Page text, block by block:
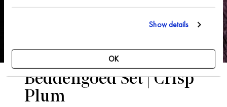
Show details
OK
Beddengoed Set | Crisp
Plum